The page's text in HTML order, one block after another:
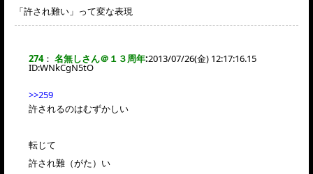
「許され難い」って変な表現
274： 名無しさん＠１３周年:2013/07/26(金) 12:17:16.15
ID:WNkCgN5tO
>>259
許されるのはむずかしい
転じて
許され難（がた）い